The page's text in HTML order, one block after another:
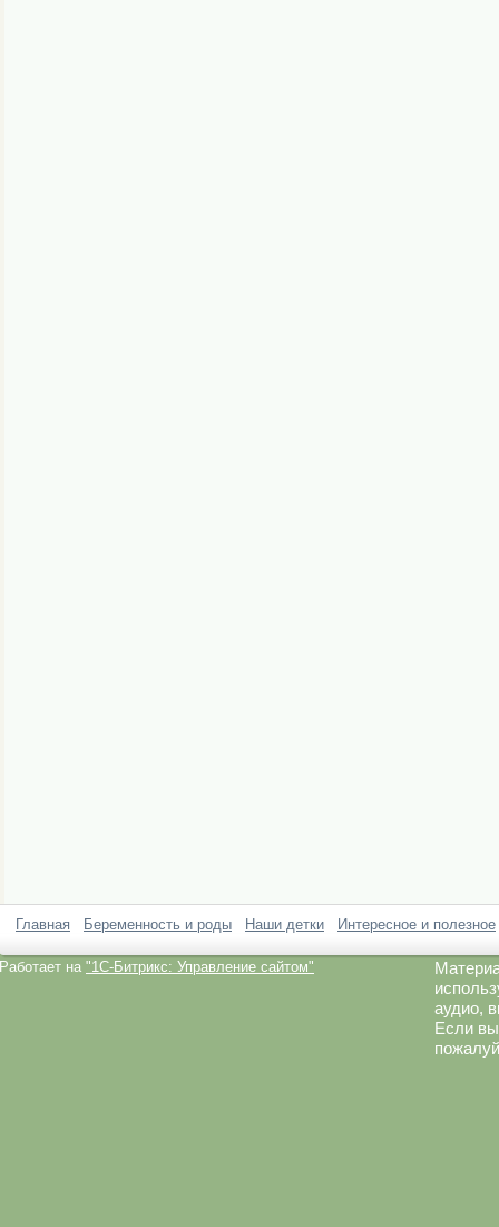
Главная Беременность и роды Наши детки Интересное и полезное
Работает на "1C-Битрикс: Управление сайтом"
аудио,
Если вы